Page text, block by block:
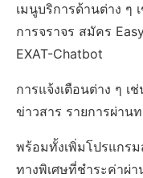
เมนูบริการด้านต่าง ๆ
การจราจร สมัคร
EXAT-Chatbot
การแจ้งเตือนต่าง ๆ เ
ข่าวสาร รายการผ่าน
พร้อมทั้งเพิ่มโปรแกร
ทางพิเศษที่ชำระค่าผ่า